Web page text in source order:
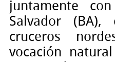
juntamente
Salvador
cruceros
vocación